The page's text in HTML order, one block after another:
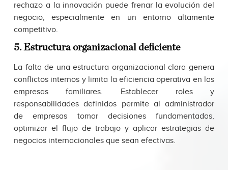
rechazo a la innovación puede frenar la evolución del
negocio, especialmente en un entorno altamente
competitivo.
5. Estructura organizacional deficiente
La falta de una estructura organizacional clara genera
conflictos internos y limita la eficiencia operativa en las
empresas familiares. Establecer roles y
responsabilidades definidos permite al administrador
de empresas tomar decisiones fundamentadas,
optimizar el flujo de trabajo y aplicar estrategias de
negocios internacionales que sean efectivas.